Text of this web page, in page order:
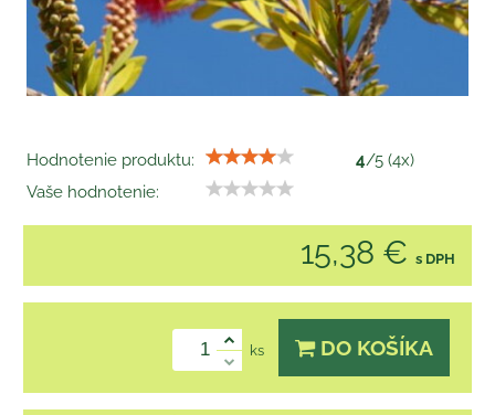
Hodnotenie produktu: 4/5 (4x)
Vaše hodnotenie:
15,38 € s DPH
ks DO KOŠÍKA